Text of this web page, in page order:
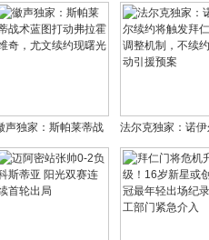
声独家：斯帕莱蒂战
蓝图打动弗拉霍维
，尤文续约现曙光
法尔克独家：诺
约将触发拜仁薪
机制，不续约则启
援预案